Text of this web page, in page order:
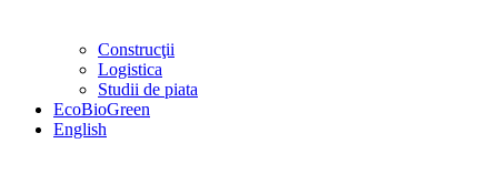
Construcţii
Logistica
Studii de piata
EcoBioGreen
English